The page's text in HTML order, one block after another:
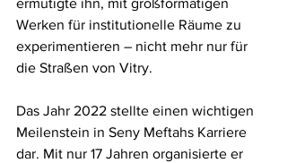
Werken für institutionelle Räume zu
experimentieren – nicht mehr nur für
die Straßen von Vitry.
Das Jahr 2022 stellte einen wichtigen
Meilenstein in Seny Meftahs Karriere
dar. Mit nur 17 Jahren organisierte er